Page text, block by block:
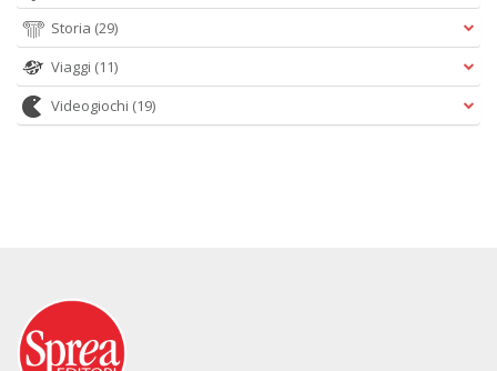
Storia (29)
Viaggi (11)
Videogiochi (19)